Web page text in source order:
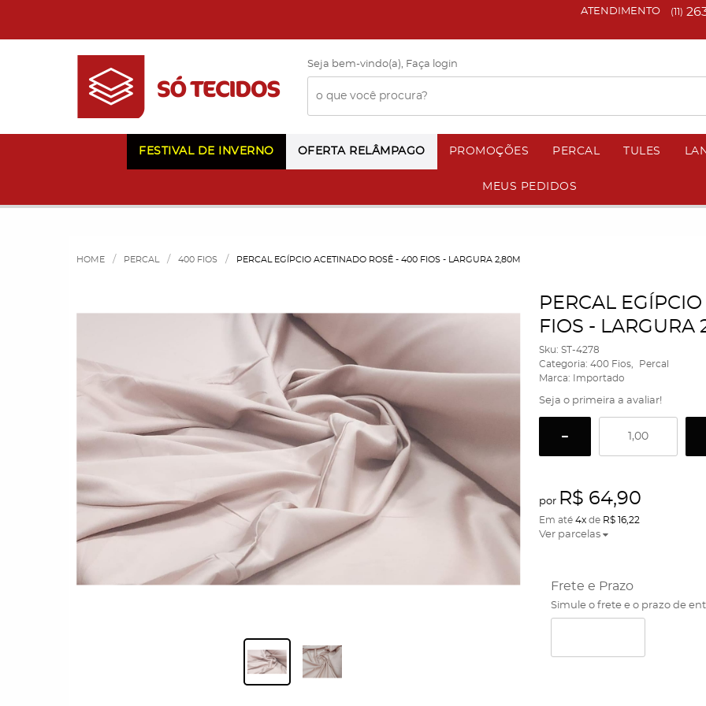
ATENDIMENTO (11)
Seja bem-vindo(a), Faça login
FESTIVAL DE INVERNO OFERTA RELÂMPAGO PROMOÇÕES PERCAL TULES
MEUS PEDIDOS
HOME PERCAL 400 FIOS PERCAL EGÍPCIO ACETINADO ROSÊ - 400 FIOS - LARGURA 2,80M
PERCAL
FIOS - LARGURA
Sku: ST-4278
Categoria: 400 Fios
Percal
Marca:
Importado
Seja o primeira a avaliar!
por R$ 64,90
Em até 4xde R$ 16,22
Ver parcelas
Frete e Prazo
Simule o frete e o prazo de